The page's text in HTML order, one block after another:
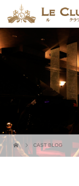
CAST BLOG